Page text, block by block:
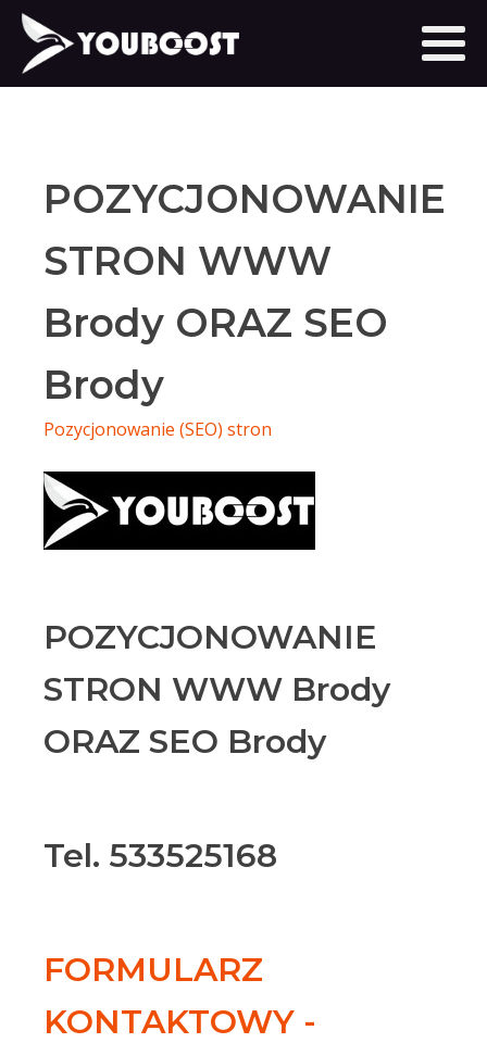
POZYCJONOWANIE
STRON WWW
Brody ORAZ SEO
Brody
Pozycjonowanie (SEO) stron
POZYCJONOWANIE
STRON WWW Brody
ORAZ SEO Brody
Tel. 533525168
FORMULARZ
KONTAKTOWY -